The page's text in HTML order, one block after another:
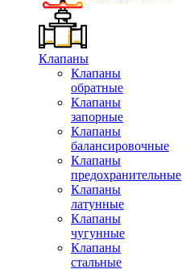
Клапаны
Клапаны
обратные
Клапаны
запорные
Клапаны
балансировочные
Клапаны
предохранительные
Клапаны
латунные
Клапаны
чугунные
Клапаны
стальные